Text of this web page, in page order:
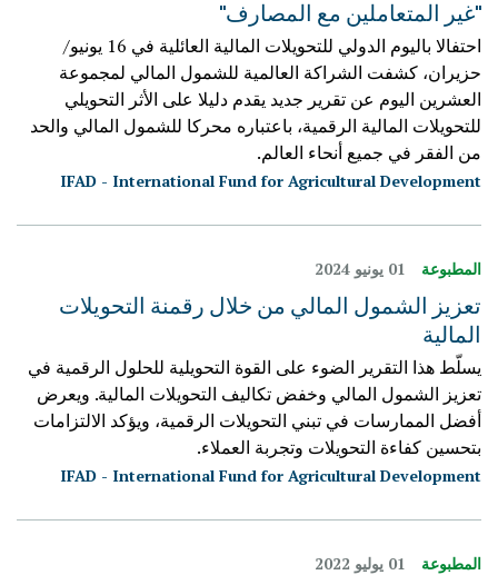
"غير المتعاملين مع المصارف"
احتفالا باليوم الدولي للتحويلات المالية العائلية في 16 يونيو/
حزيران، كشفت الشراكة العالمية للشمول المالي لمجموعة
العشرين اليوم عن تقرير جديد يقدم دليلا على الأثر التحويلي
للتحويلات المالية الرقمية، باعتباره محركا للشمول المالي والحد
من الفقر في جميع أنحاء العالم.
IFAD - International Fund for Agricultural Development
المطبوعة
تعزيز الشمول المالي من خلال رقمنة التحويلات
المالية
يسلّط هذا التقرير الضوء على القوة التحويلية للحلول الرقمية في
تعزيز الشمول المالي وخفض تكاليف التحويلات المالية. ويعرض
أفضل الممارسات في تبني التحويلات الرقمية، ويؤكد الالتزامات
بتحسين كفاءة التحويلات وتجربة العملاء.
IFAD - International Fund for Agricultural Development
المطبوعة